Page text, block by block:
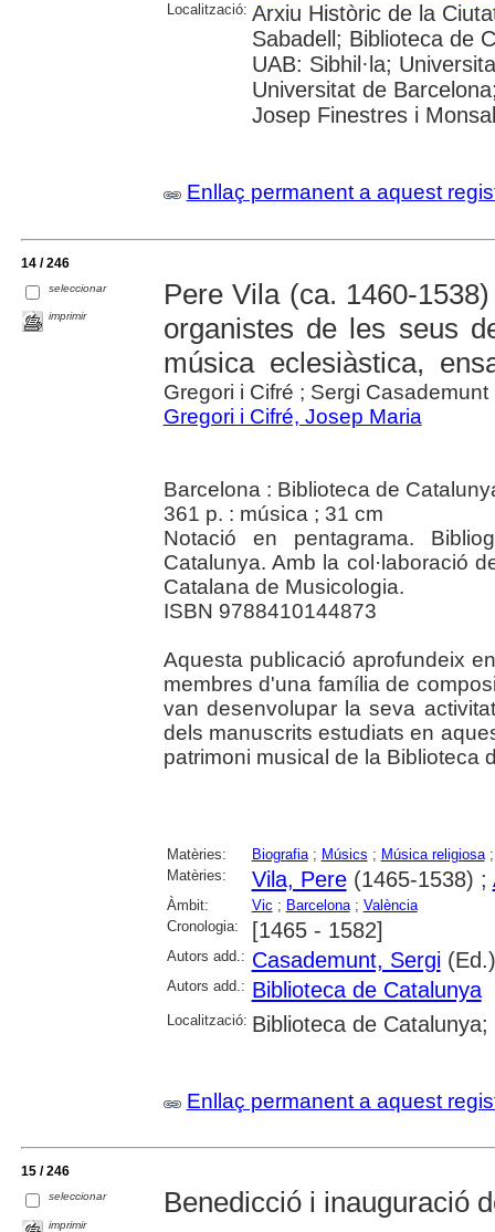
Localització: Arxiu Històric de la
Sabadell; Biblioteca de
UAB: Sibhil·la;
Universitat de
Josep Finestres i
Enllaç permanent a aquest
14 / 246
seleccionar
imprimir
Pere Vila (ca. 1460-
organistes de les seus
música eclesiàstica,
Gregori i Cifré ; Sergi Casademunt
Gregori i Cifré, Josep Maria
Barcelona : Biblioteca de
361 p. : música ; 31 cm
Notació en pentagrama.
Catalunya. Amb la col·laboració
Catalana de Musicologia.
ISBN 9788410144873
Aquesta publicació aprofundeix
membres d'una família de
van desenvolupar la seva
dels manuscrits estudiats en
patrimoni musical de la Biblioteca
Matèries: Biografia; Músics ; Música religiosa
Matèries:
Vila, Pere(1465-1538) ;
Àmbit: Vic ; Barcelona; València
Cronologia:
[1465 - 1582]
Autors add.: Casademunt, Sergi(Ed.)
Autors add.: Biblioteca de Catalunya
Localització: Biblioteca de
Enllaç permanent a aquest
15 / 246
seleccionar
imprimir
Benedicció i inauguració